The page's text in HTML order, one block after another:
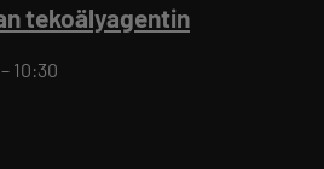
tekoälyagentin
10:30